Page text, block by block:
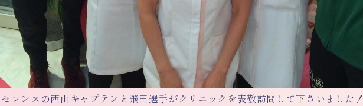
レンスの西山キャプテンと飛田選手がクリニックを表敬訪問して下さいました！